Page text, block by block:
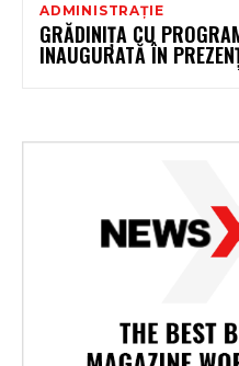
ADMINISTRAȚIE
GRĂDINIȚA CU
INAUGURATĂ ÎN